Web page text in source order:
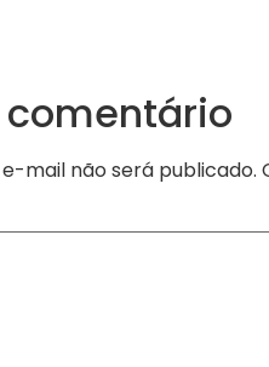
comentário
mail não será publicado.